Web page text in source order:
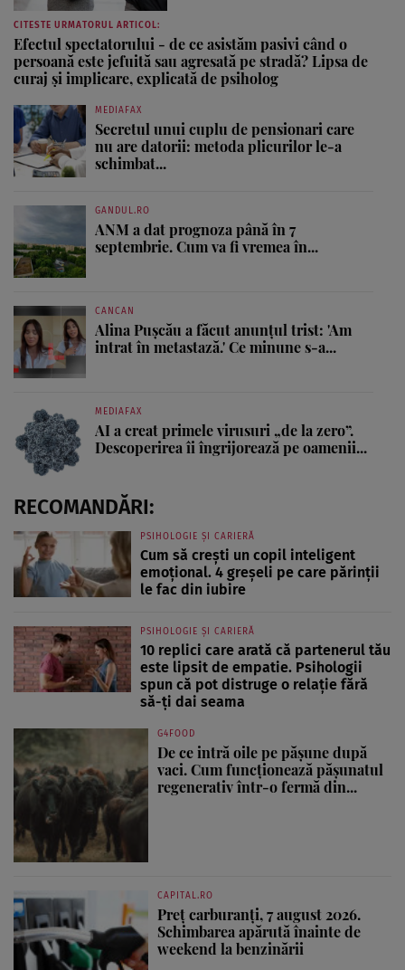
CITESTE URMATORUL ARTICOL:
Efectul spectatorului - de ce asistăm pasivi când o
persoană este jefuită sau agresată pe stradă? Lipsa de
curaj și implicare, explicată de psiholog
MEDIAFAX
Secretul unui cuplu de pensionari care
nu are datorii: metoda plicurilor le-a
schimbat...
GANDUL.RO
ANM a dat prognoza până în 7
septembrie. Cum va fi vremea în...
CANCAN
Alina Pușcău a făcut anunțul trist: 'Am
intrat în metastază.' Ce minune s-a...
MEDIAFAX
AI a creat primele virusuri „de la zero”.
Descoperirea îi îngrijorează pe oamenii...
RECOMANDĂRI:
PSIHOLOGIE ȘI CARIERĂ
Cum să crești un copil inteligent
emoțional. 4 greșeli pe care părinții
le fac din iubire
PSIHOLOGIE ȘI CARIERĂ
10 replici care arată că partenerul tău
este lipsit de empatie. Psihologii
spun că pot distruge o relație fără
să-ți dai seama
G4FOOD
De ce intră oile pe pășune după
vaci. Cum funcționează pășunatul
regenerativ într-o fermă din...
CAPITAL.RO
Preț carburanți, 7 august 2026.
Schimbarea apărută înainte de
weekend la benzinării